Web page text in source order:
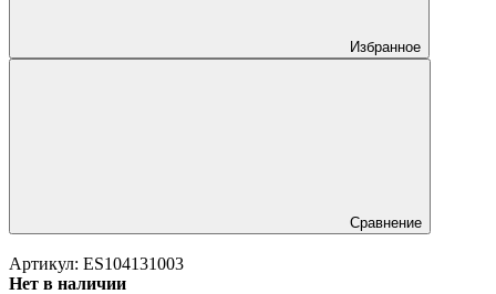
Избранное
Сравнение
Артикул: ES104131003
Нет в наличии